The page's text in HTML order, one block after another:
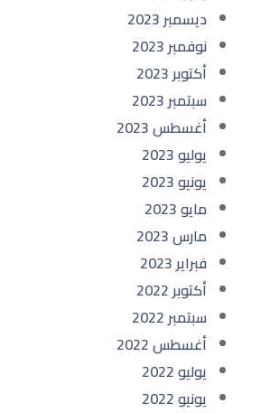
ديسمبر 2023
نوفمبر 2023
أكتوبر 2023
سبتمبر 2023
أغسطس 2023
يوليو 2023
يونيو 2023
مايو 2023
مارس 2023
فبراير 2023
أكتوبر 2022
سبتمبر 2022
أغسطس 2022
يوليو 2022
يونيو 2022